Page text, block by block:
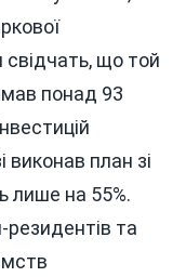
свідчать, що той
понад 93
виконав план зі
лише на 55%.
резидентів та